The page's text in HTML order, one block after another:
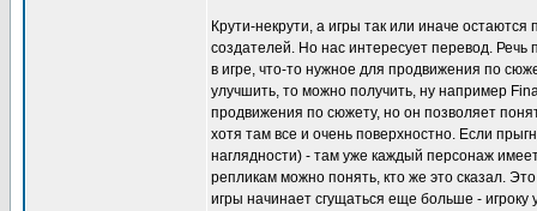
Крути-некрути, а игры так или иначе остаются
создателей. Но нас интересует перевод.
в игре, что-то нужное для продвижения по
улучшить, то можно получить, ну например
продвижения по сюжету, но он позволяет
хотя там все и очень поверхностно. Если
наглядности) - там уже каждый персонаж
репликам можно понять, кто же это сказал.
игры начинает сгущаться еще больше - игроку